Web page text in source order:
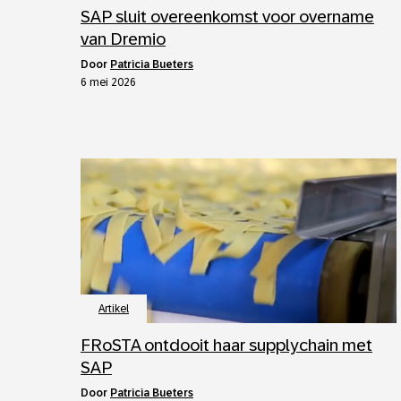
SAP sluit overeenkomst voor overname
van Dremio
door Patricia Bueters
6 mei 2026
Artikel
FRoSTA ontdooit haar supplychain met
SAP
door Patricia Bueters